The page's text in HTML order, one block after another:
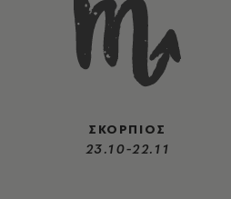
ΣΚΟΡΠΙΟΣ
23.10-22.11